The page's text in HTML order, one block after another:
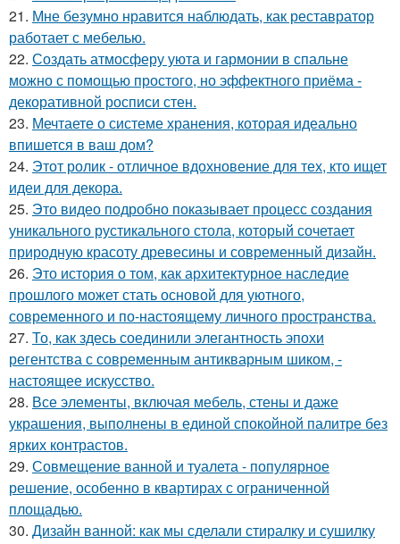
21. Мне безумно нравится наблюдать, как реставратор
работает с мебелью.
22. Создать атмосферу уюта и гармонии в спальне
можно с помощью простого, но эффектного приёма -
декоративной росписи стен.
23. Мечтаете о системе хранения, которая идеально
впишется в ваш дом?
24. Этот ролик - отличное вдохновение для тех, кто ищет
идеи для декора.
25. Это видео подробно показывает процесс создания
уникального рустикального стола, который сочетает
природную красоту древесины и современный дизайн.
26. Это история о том, как архитектурное наследие
прошлого может стать основой для уютного,
современного и по-настоящему личного пространства.
27. То, как здесь соединили элегантность эпохи
регентства с современным антикварным шиком, -
настоящее искусство.
28. Все элементы, включая мебель, стены и даже
украшения, выполнены в единой спокойной палитре без
ярких контрастов.
29. Совмещение ванной и туалета - популярное
решение, особенно в квартирах с ограниченной
площадью.
30. Дизайн ванной: как мы сделали стиралку и сушилку